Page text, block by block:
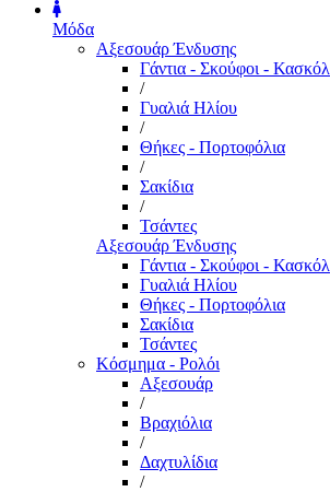
Μόδα
Αξεσουάρ Ένδυσης
Γάντια - Σκούφοι - Κασκόλ
/
Γυαλιά Ηλίου
/
Θήκες - Πορτοφόλια
/
Σακίδια
/
Τσάντες
Αξεσουάρ Ένδυσης
Γάντια - Σκούφοι - Κασκόλ
Γυαλιά Ηλίου
Θήκες - Πορτοφόλια
Σακίδια
Τσάντες
Κόσμημα - Ρολόι
Αξεσουάρ
/
Βραχιόλια
/
Δαχτυλίδια
/